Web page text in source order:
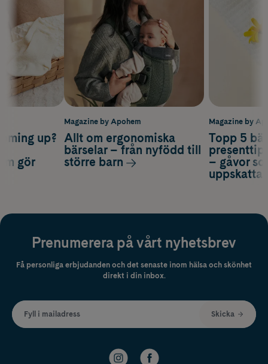
Magazine by
Topp 5
– gåvor
up?
gör
Magazine by Apohem
Allt om ergonomiska
bärselar – från nyfödd till
större barn
Prenumerera på vårt nyhetsbrev
Få personliga erbjudanden och det senaste inom hälsa och skönhet
direkt i din inbox.
Fyll i mailadress Skicka